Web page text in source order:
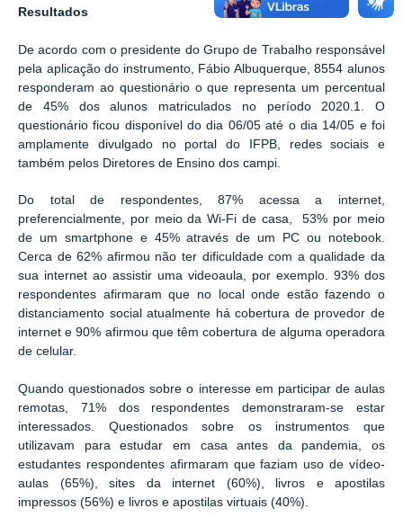
Resultados
De acordo com o presidente do Grupo de Trabalho responsável
pela aplicação do instrumento, Fábio Albuquerque, 8554 alunos
responderam ao questionário o que representa um percentual
de 45% dos alunos matriculados no período 2020.1. O
questionário ficou disponível do dia 06/05 até o dia 14/05 e foi
amplamente divulgado no portal do IFPB, redes sociais e
também pelos Diretores de Ensino dos campi.
Do total de respondentes, 87% acessa a internet,
preferencialmente, por meio da Wi-Fi de casa, 53% por meio
de um smartphone e 45% através de um PC ou notebook.
Cerca de 62% afirmou não ter dificuldade com a qualidade da
sua internet ao assistir uma videoaula, por exemplo. 93% dos
respondentes afirmaram que no local onde estão fazendo o
distanciamento social atualmente há cobertura de provedor de
internet e 90% afirmou que têm cobertura de alguma operadora
de celular.
Quando questionados sobre o interesse em participar de aulas
remotas, 71% dos respondentes demonstraram-se estar
interessados. Questionados sobre os instrumentos que
utilizavam para estudar em casa antes da pandemia, os
estudantes respondentes afirmaram que faziam uso de vídeo-
aulas (65%), sites da internet (60%), livros e apostilas
impressos (56%) e livros e apostilas virtuais (40%).